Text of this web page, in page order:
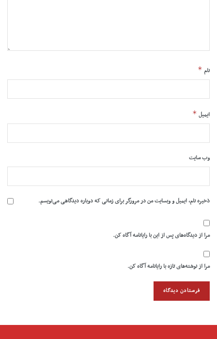
نام *
ایمیل *
وب‌ سایت
ذخیره نام، ایمیل و وبسایت من در مرورگر برای زمانی که دوباره دیدگاهی می‌نویسم.
مرا از دیدگاه‌های پس از این با رایانامه آگاه کن.
مرا از نوشته‌های تازه با رایانامه آگاه کن.